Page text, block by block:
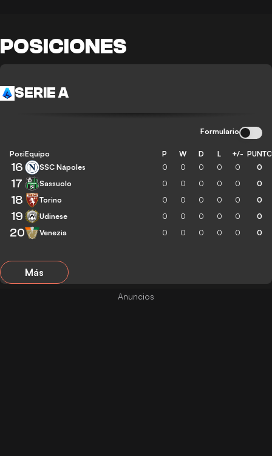
POSICIONES
SERIE A
Formulario
Posición
Equipo P W D L +/-
16 SSC Nápoles 0 0 0 0 0 0
17 Sassuolo 0 0 0 0 0 0
18 Torino 0 0 0 0 0 0
19 Udinese 0 0 0 0 0 0
20 Venezia 0 0 0 0 0 0
Más